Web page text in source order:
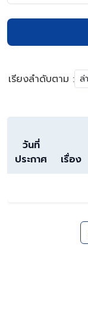
เรียงลำดับตาม :
วันที่
ประกาศ
เรื่อง